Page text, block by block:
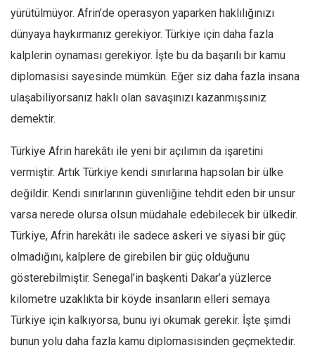
yürütülmüyor. Afrin’de operasyon yaparken haklılığınızı
dünyaya haykırmanız gerekiyor. Türkiye için daha fazla
kalplerin oynaması gerekiyor. İşte bu da başarılı bir kamu
diplomasisi sayesinde mümkün. Eğer siz daha fazla insana
ulaşabiliyorsanız haklı olan savaşınızı kazanmışsınız
demektir.
Türkiye Afrin harekâtı ile yeni bir açılımın da işaretini
vermiştir. Artık Türkiye kendi sınırlarına hapsolan bir ülke
değildir. Kendi sınırlarının güvenliğine tehdit eden bir unsur
varsa nerede olursa olsun müdahale edebilecek bir ülkedir.
Türkiye, Afrin harekâtı ile sadece askeri ve siyasi bir güç
olmadığını, kalplere de girebilen bir güç olduğunu
gösterebilmiştir. Senegal’in başkenti Dakar’a yüzlerce
kilometre uzaklıkta bir köyde insanların elleri semaya
Türkiye için kalkıyorsa, bunu iyi okumak gerekir. İşte şimdi
bunun yolu daha fazla kamu diplomasisinden geçmektedir.